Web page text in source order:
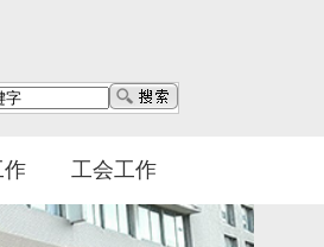
作 工会工作